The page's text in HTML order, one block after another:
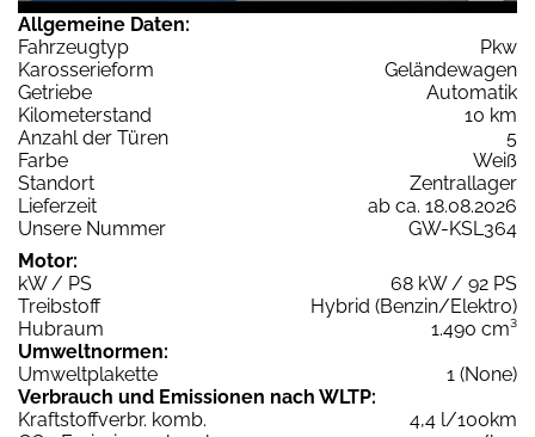
Allgemeine Daten:
Fahrzeugtyp
Pkw
Karosserieform
Geländewagen
Getriebe
Automatik
Kilometerstand
10 km
Anzahl der Türen
5
Farbe
Weiß
Standort
Zentrallager
Lieferzeit
ab ca. 18.08.2026
Unsere Nummer
GW-KSL364
Motor:
kW / PS
68 kW / 92 PS
Treibstoff
Hybrid (Benzin/Elektro)
Hubraum
1.490 cm³
Umweltnormen:
Umweltplakette
1 (None)
Verbrauch und Emissionen nach WLTP:
Kraftstoffverbr. komb.
4,4 l/100km